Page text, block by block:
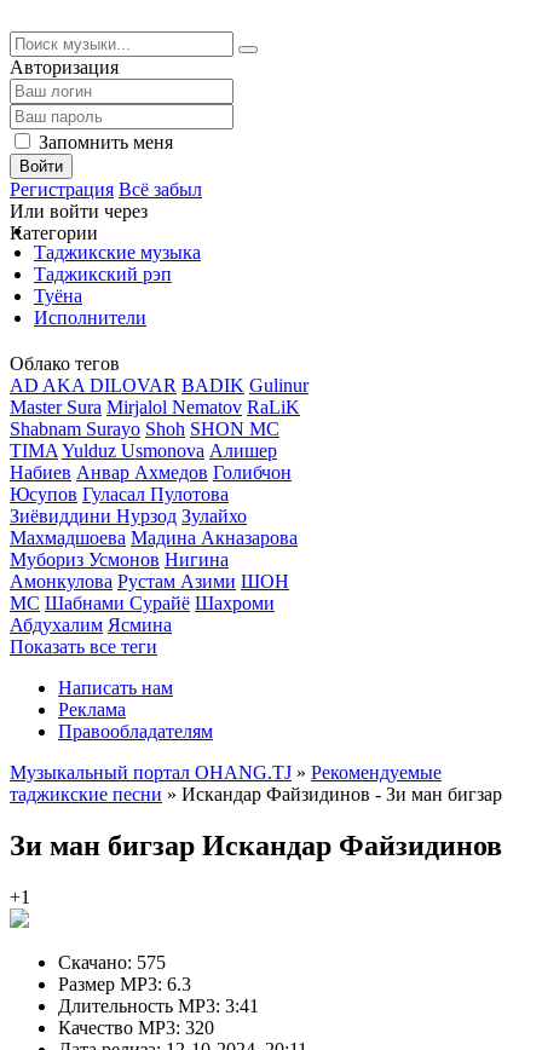
Авторизация
Запомнить меня
Войти
Регистрация Всё забыл
Или войти через
Категории
Таджикские музыка
Таджикский рэп
Туёна
Исполнители
Облако тегов
AD AKA DILOVAR BADIK Gulinur
Master Sura Mirjalol Nematov RaLiK
Shabnam Surayo Shoh SHON MC
TIMA Yulduz Usmonova Алишер
Набиев Анвар Ахмедов Голибчон
Юсупов Гуласал Пулотова
Зиёвиддини Нурзод Зулайхо
Махмадшоева Мадина Акназарова
Мубориз Усмонов Нигина
Амонкулова Рустам Азими ШОН
МС Шабнами Сурайё Шахроми
Абдухалим Ясмина
Показать все теги
Написать нам
Реклама
Правообладателям
Музыкальный портал OHANG.TJ » Рекомендуемые
таджикские песни » Искандар Файзидинов - Зи ман бигзар
Зи ман бигзар Искандар Файзидинов
+1
Скачано: 575
Размер MP3: 6.3
Длительность MP3: 3:41
Качество MP3: 320